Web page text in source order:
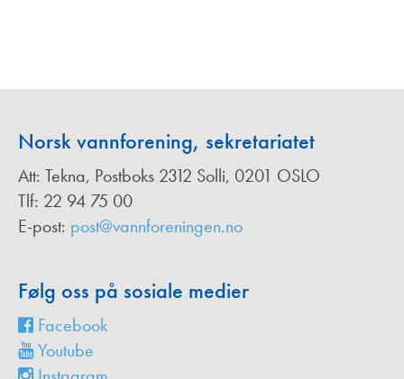
Norsk vannforening, sekretariatet
Att: Tekna, Postboks 2312 Solli, 0201 OSLO
Tlf: 22 94 75 00
E-post: post@vannforeningen.no
Følg oss på sosiale medier
Facebook
Youtube